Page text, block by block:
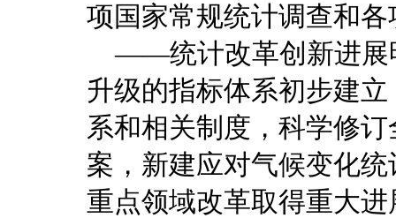
项国家常规统计调查和
——统计改革创新进展
升级的指标体系初步建
系和相关制度，科学修
案，新建应对气候变化
重点领域改革取得重大